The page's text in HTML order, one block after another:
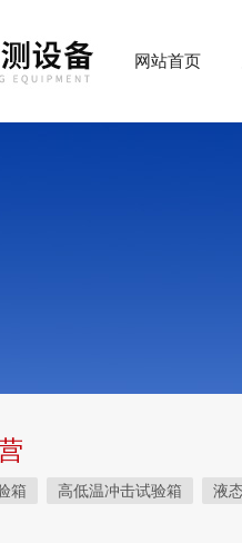
网站首页
箱 高低温冲击试验箱 液